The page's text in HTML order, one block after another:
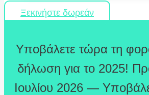
Ξεκινήστε δωρεάν
Υποβάλετε τώρα τη
δήλωση για το 2025!
Ιουλίου 2026 —